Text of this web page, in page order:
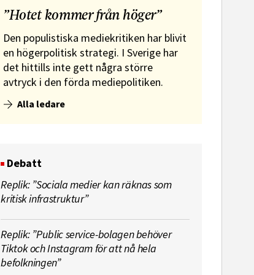
”Hotet kommer från höger”
Den populistiska mediekritiken har blivit
en högerpolitisk strategi. I Sverige har
det hittills inte gett några större
avtryck i den förda mediepolitiken.
Alla ledare
Debatt
Replik: ”Sociala medier kan räknas som
kritisk infrastruktur”
Replik: ”Public service-bolagen behöver
Tiktok och Instagram för att nå hela
befolkningen”